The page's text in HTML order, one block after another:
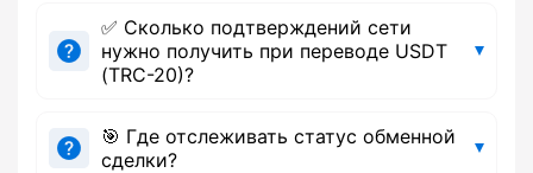
✅ Сколько подтверждений сети
нужно получить при переводе USDT
(TRC-20)?
🎯 Где отслеживать статус обменной
сделки?